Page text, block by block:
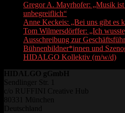
Gregor A. Mayrhofer: „Musik
unbegreiflich“
Anne Keckeis: „Bei uns gibt es
Tom Wilmersdörffer: „Ich
Ausschreibung zur
Bühnenbildner*innen und
HIDALGO Kollektiv (m/w/d)
HIDALGO gGmbH
Sendlinger Str. 1
c/o RUFFINI Creative Hub
80331 München
Deutschland